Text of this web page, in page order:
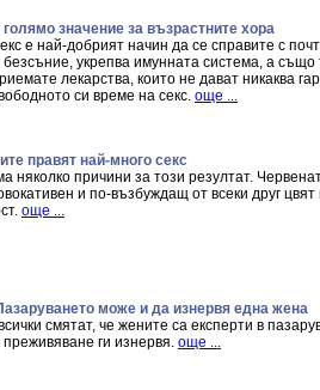
значение за възрастните хора
е най-добрият начин да се справите с
безсъние, укрепва имунната система, а
лекарства, които не дават никаква
си време на секс. още ...
правят най-много секс
няколко причини за този резултат.
и по-възбуждащ от всеки друг
още ...
може и да изнервя една жена
смятат, че жените са експерти в
ги изнервя. още ...